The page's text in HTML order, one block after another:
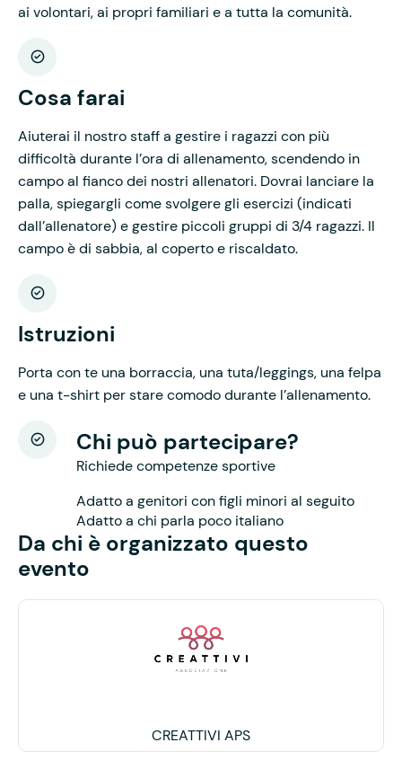
ai volontari, ai propri familiari e a tutta la comunità.
Cosa farai
Aiuterai il nostro staff a gestire i ragazzi con più
difficoltà durante l’ora di allenamento, scendendo in
campo al fianco dei nostri allenatori. Dovrai lanciare la
palla, spiegargli come svolgere gli esercizi (indicati
dall’allenatore) e gestire piccoli gruppi di 3/4 ragazzi. Il
campo è di sabbia, al coperto e riscaldato.
Istruzioni
Porta con te una borraccia, una tuta/leggings, una felpa
e una t-shirt per stare comodo durante l’allenamento.
Chi può partecipare?
Richiede competenze sportive
Adatto a genitori con figli minori al seguito
Adatto a chi parla poco italiano
Da chi è organizzato questo
evento
CREATTIVI APS